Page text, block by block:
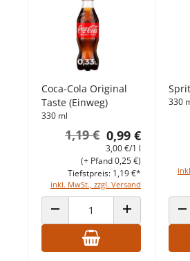
Coca-Cola Original
Taste (Einweg)
330 ml
0,99 €
1,19 €
3,00 €/1 l
inkl. MwSt., zzgl. Versand
(+ Pfand 0,25 €)
Tiefstpreis: 1,19 €*
ANZAHL VERRINGERNANZAHL
330